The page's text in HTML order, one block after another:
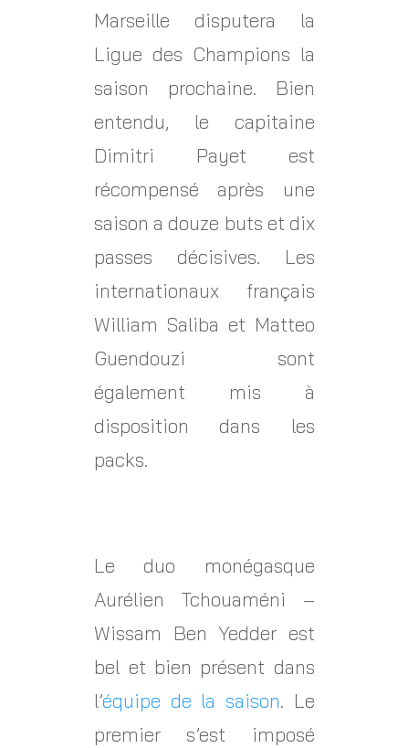
Marseille disputera la
Ligue des Champions la
saison prochaine. Bien
entendu, le capitaine
Dimitri Payet est
récompensé après une
saison a douze buts et dix
passes décisives. Les
internationaux français
William Saliba et Matteo
Guendouzi sont
également mis à
disposition dans les
packs.
Le duo monégasque
Aurélien Tchouaméni –
Wissam Ben Yedder est
bel et bien présent dans
l’équipe de la saison. Le
premier s’est imposé